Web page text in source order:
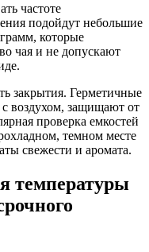
частоте
подойдут небольшие
которые
чая и не допускают
закрытия. Герметичные
воздухом, защищают от
проверка емкостей
темном месте
свежести и аромата.
температуры